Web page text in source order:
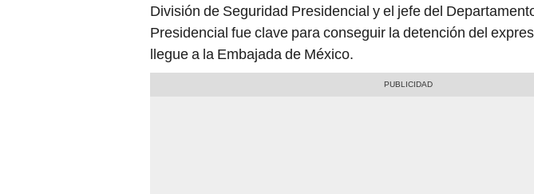
División de Seguridad Presidencial y el jefe del
Presidencial fue clave para conseguir la detención del
llegue a la Embajada de México.